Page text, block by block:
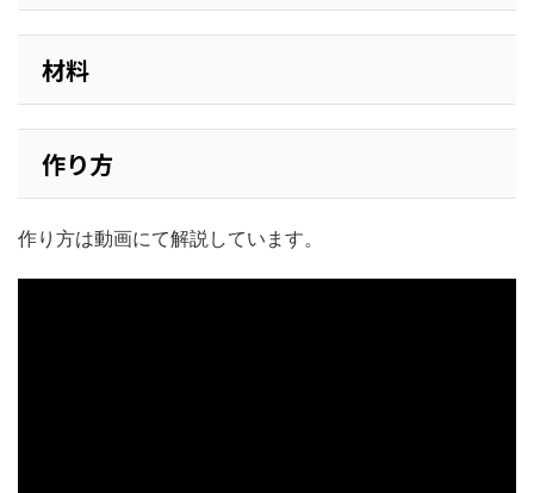
材料
作り方
作り方は動画にて解説しています。